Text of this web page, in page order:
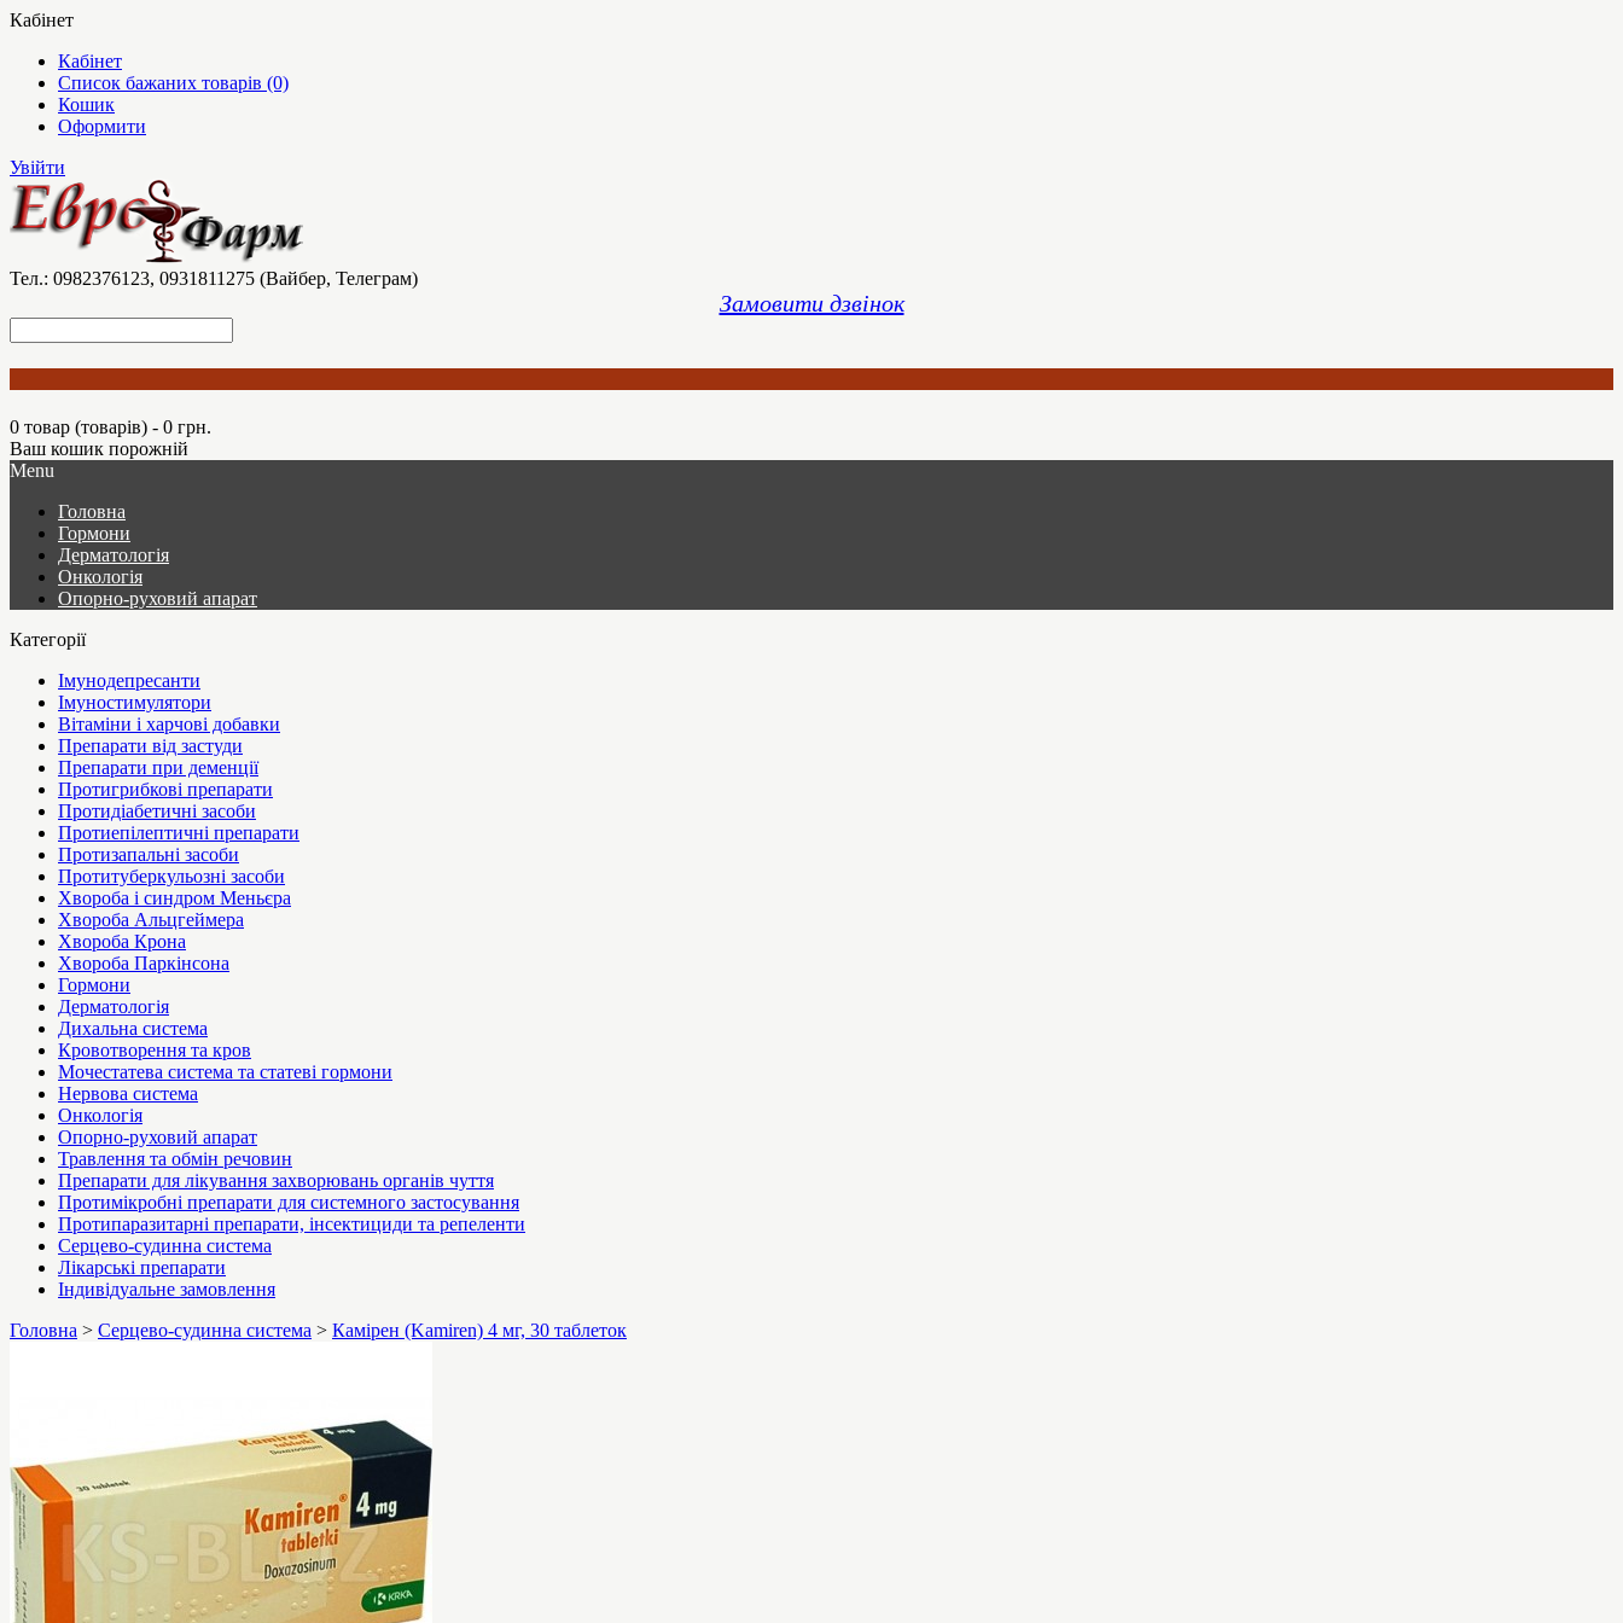
Кабінет
Кабінет
Список бажаних товарів (0)
Кошик
Оформити
Увійти
Тел.: 0982376123, 0931811275 (Вайбер, Телеграм)
Замовити дзвінок
0 товар (товарів) - 0 грн.
Ваш кошик порожній
Menu
Головна
Гормони
Дерматологія
Онкологія
Опорно-руховий апарат
Категорії
Імунодепресанти
Імуностимулятори
Вітаміни і харчові добавки
Препарати від застуди
Препарати при деменції
Протигрибкові препарати
Протидіабетичні засоби
Протиепілептичні препарати
Протизапальні засоби
Протитуберкульозні засоби
Хвороба і синдром Меньєра
Хвороба Альцгеймера
Хвороба Крона
Хвороба Паркінсона
Гормони
Дерматологія
Дихальна система
Кровотворення та кров
Мочестатева система та статеві гормони
Нервова система
Онкологія
Опорно-руховий апарат
Травлення та обмін речовин
Препарати для лікування захворювань органів чуття
Протимікробні препарати для системного застосування
Протипаразитарні препарати, інсектициди та репеленти
Серцево-судинна система
Лікарські препарати
Індивідуальне замовлення
Головна > Серцево-судинна система > Камірен (Kamiren) 4 мг, 30 таблеток